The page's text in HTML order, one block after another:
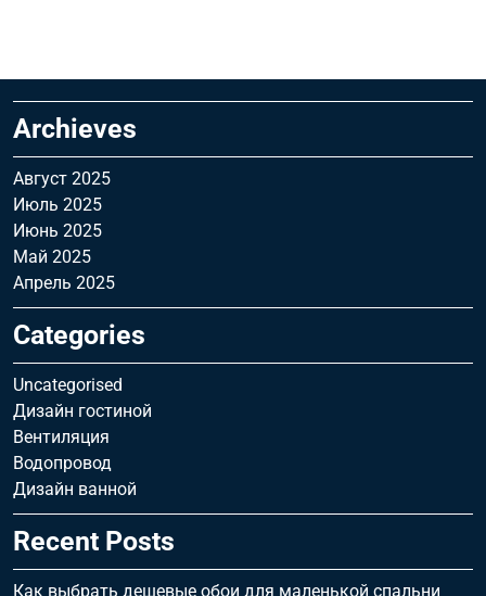
Archieves
Август 2025
Июль 2025
Июнь 2025
Май 2025
Апрель 2025
Categories
Uncategorised
Дизайн гостиной
Вентиляция
Водопровод
Дизайн ванной
Recent Posts
Как выбрать дешевые обои для маленькой спальни